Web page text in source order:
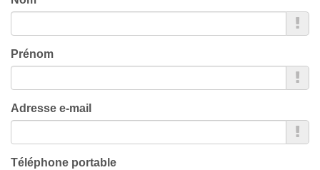
Prénom
Adresse e-mail
Téléphone portable